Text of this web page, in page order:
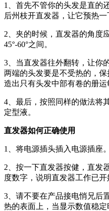
1、首先不管你的头发是直的
后州枝开直发器，让它预热
2、夹的时候，直发器的角度
45°-60°之间。
3、当直发器往外翻转，让你
两端的头发要是不受热的，
造出只有头发中部有卷的册运
4、最后，按照同样的做法将
定型液。
直发器如何正确使用
1、将电源插头插入电源插座。
2、按一下直发器按健，直发
度数字，说明直发器工作已开
3、请不要在产品接电悄兄后
热的表面上，当显示数值稳定